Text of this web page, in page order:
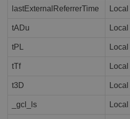
lastExternalReferrerTime
tADu
tPL
tTf
t3D
_gcl_ls